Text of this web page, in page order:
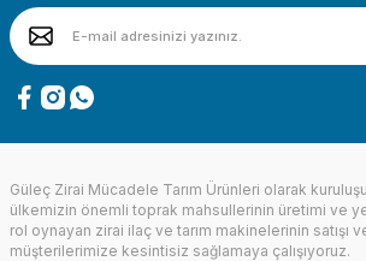
Güleç Zirai Mücadele Tarım Ürünleri olarak
ülkemizin önemli toprak mahsullerinin üretimi ve
rol oynayan zirai ilaç ve tarım makinelerinin satışı
müşterilerimize kesintisiz sağlamaya çalışıyoruz.